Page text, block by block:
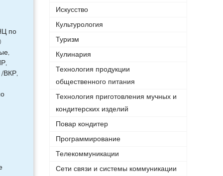
по
/ВКР,
Искусство
Культурология
Туризм
Кулинария
Технология продукции
общественного питания
Технология приготовления мучных и
кондитерских изделий
Повар кондитер
Программирование
Телекоммуникации
Сети связи и системы коммуникации